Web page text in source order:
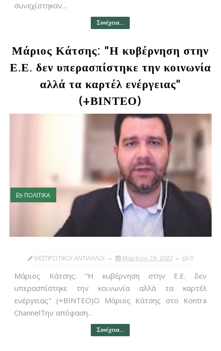
συνεχίστηκαν...
Συνέχεια...
Μάριος Κάτσης: "Η κυβέρνηση στην
Ε.Ε. δεν υπερασπίστηκε την κοινωνία
αλλά τα καρτέλ ενέργειας"
(+ΒΙΝΤΕΟ)
ΠΟΛΙΤΙΚΑ
ΘΕΣΠΡΩΤΙΚΟΙ ΑΝΤΙΛΑΛΟΙ Μαρτίου 29, 2022 0
Μάριος Κάτσης: "Η κυβέρνηση στην Ε.Ε. δεν
υπερασπίστηκε την κοινωνία αλλά τα καρτέλ
ενέργειας" (+ΒΙΝΤΕΟ)Ο Μάριος Κάτσης στο Kontra
ChannelΤην απόφαση...
Συνέχεια...